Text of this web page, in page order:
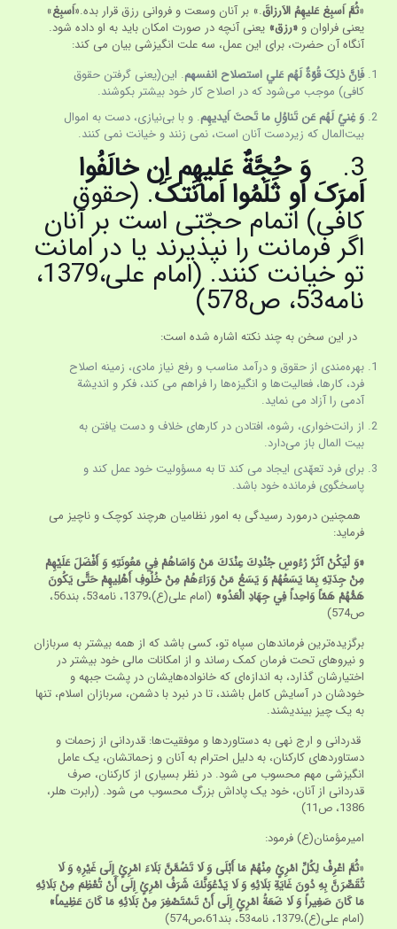
«ثُمَّ اَسبِغ عَليهِمُ الاَرزاقَ.» بر آنان وسعت و فروانی رزق قرار بده.«اَسبِغ»
یعنی فراوان و «رزق» یعنی آنچه در صورت امکان باید به او داده شود.
آنگاه آن حضرت، برای این عمل، سه علت انگیزشی بیان می کند:
فَاِنَّ ذلِکَ قُوّةٌ لَهُم عَلي استصلاح انفسهم. این(یعنی گرفتن حقوق
کافی) موجب می‌شود که در اصلاح کار خود بیشتر بکوشند.
وَ غِنيً لَهُم عَن تَناوُلِ ما تَحتَ اَيديهِم. و با بی‌نیازی، دست به اموال
بیت‌المال که زیردست آنان است، نمی زنند و خیانت نمی کنند.
3. وَ حُجَّةٌ عَليهِم اِن خالَفُوا
اَمرَکَ اَو ثَلَمُوا اَمانَتکَ. (حقوق
کافی) اتمام حجّتی است بر آنان
اگر فرمانت را نپذیرند یا در امانت
تو خیانت کنند. (امام علی،1379،
نامه53، ص578)
در این سخن به چند نکته اشاره شده است:
بهره‌مندی از حقوق و درآمد مناسب و رفع نیاز مادی، زمینه اصلاح
فرد، کارها، فعالیت‌ها و انگیزه‌ها را فراهم می کند، فکر و اندیشة
آدمی را آزاد می نماید.
از رانت‌خواری، رشوه، افتادن در کارهای خلاف و دست یافتن به
بیت المال باز می‌دارد.
برای فرد تعهّدی ایجاد می کند تا به مسؤولیت خود عمل کند و
پاسخگوی فرمانده خود باشد.
همچنین درمورد رسیدگی به امور نظامیان هرچند کوچک و ناچیز می
فرماید:
«وَ لْيَكُنْ آثَرُ رُءُوسِ جُنْدِكَ عِنْدَكَ مَنْ وَاسَاهُمْ فِي مَعُونَتِهِ وَ أَفْضَلَ عَلَيْهِمْ
مِنْ جِدَتِهِ بِمَا يَسَعُهُمْ وَ يَسَعُ مَنْ وَرَاءَهُمْ مِنْ خُلُوفِ أَهْلِيهِمْ حَتَّى يَكُونَ
هَمُّهُمْ هَمّاً وَاحِداً فِي جِهَادِ الْعَدُو»
(امام علی(ع)،1379، نامه53، بند56،
ص574)
برگزیده‌ترین فرماندهان سپاه تو، کسی باشد که از همه بیشتر به سربازان
و نیروهای تحت فرمان کمک رساند و از امکانات مالی خود بیشتر در
اختیارشان گذارد، به اندازه‌ای که خانواده‌هایشان در پشت جبهه و
خودشان در آسایش کامل باشند، تا در نبرد با دشمن، سربازان اسلام، تنها
به یک چیز بیندیشند.
قدردانی و ارج نهی به دستاوردها و موفقیت‌ها: قدردانی از زحمات و
دستاوردهای کارکنان، به دلیل احترام به آنان و زحماتشان، یک عامل
انگیزشی مهم محسوب می شود. در نظر بسیاری از کارکنان، صرف
قدردانی از آنان، خود یک پاداش بزرگ محسوب می شود. (رابرت هلر،
1386، ص11)
امیرمؤمنان(ع) فرمود:
«ثُمَّ اعْرِفْ لِكُلِّ امْرِئٍ مِنْهُمْ مَا أَبْلَى وَ لَا تَضُمَّنَّ بَلَاءَ امْرِئٍ إِلَى غَيْرِهِ وَ لَا
تُقَصِّرَنَّ بِهِ دُونَ غَايَةِ بَلَائِهِ وَ لَا يَدْعُوَنَّكَ شَرَفُ امْرِئٍ إِلَى أَنْ تُعْظِمَ مِنْ بَلَائِهِ
مَا كَانَ صَغِيراً وَ لَا ضَعَةُ امْرِئٍ إِلَى أَنْ تَسْتَصْغِرَ مِنْ بَلَائِهِ مَا كَانَ عَظِيماً»
(امام علی(ع)،1379، نامه53، بند61،ص574)